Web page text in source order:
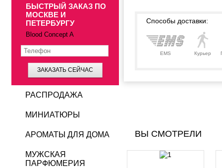
Способы доставки:
EMS Курьер
ВЫ СМОТРЕЛИ
БЫСТРЫЙ ЗАКАЗ ПО
МОСКВЕ И
ПЕТЕРБУРГУ
Blood Concept A
ЗАКАЗАТЬ СЕЙЧАС
РАСПРОДАЖА
МИНИАТЮРЫ
АРОМАТЫ ДЛЯ ДОМА
МУЖСКАЯ
ПАРФЮМЕРИЯ